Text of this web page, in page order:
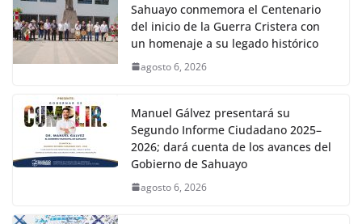
Sahuayo conmemora el Centenario
del inicio de la Guerra Cristera con
un homenaje a su legado histórico
agosto 6, 2026
Manuel Gálvez presentará su
Segundo Informe Ciudadano 2025–
2026; dará cuenta de los avances del
Gobierno de Sahuayo
agosto 6, 2026